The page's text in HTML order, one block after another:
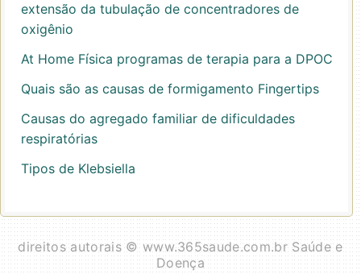
extensão da tubulação de concentradores de
oxigênio
At Home Física programas de terapia para a DPOC
Quais são as causas de formigamento Fingertips
Causas do agregado familiar de dificuldades
respiratórias
Tipos de Klebsiella
direitos autorais © www.365saude.com.br Saúde e
Doença